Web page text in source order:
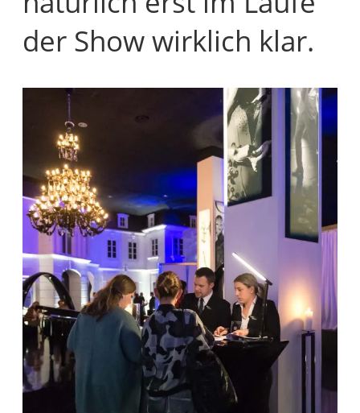
der Show wirklich klar.